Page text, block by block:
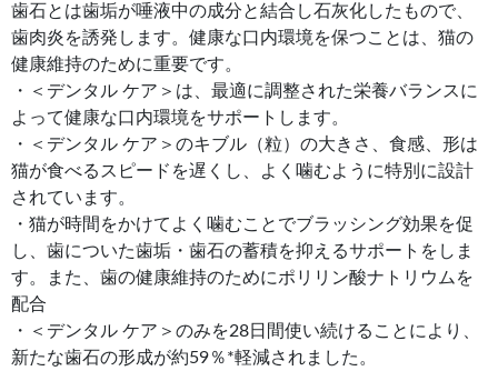
歯石とは歯垢が唾液中の成分と結合し石灰化したもので、
歯肉炎を誘発します。健康な口内環境を保つことは、猫の
健康維持のために重要です。
・＜デンタル ケア＞は、最適に調整された栄養バランスに
よって健康な口内環境をサポートします。
・＜デンタル ケア＞のキブル（粒）の大きさ、食感、形は
猫が食べるスピードを遅くし、よく噛むように特別に設計
されています。
・猫が時間をかけてよく噛むことでブラッシング効果を促
し、歯についた歯垢・歯石の蓄積を抑えるサポートをしま
す。また、歯の健康維持のためにポリリン酸ナトリウムを
配合
・＜デンタル ケア＞のみを28日間使い続けることにより、
新たな歯石の形成が約59％*軽減されました。